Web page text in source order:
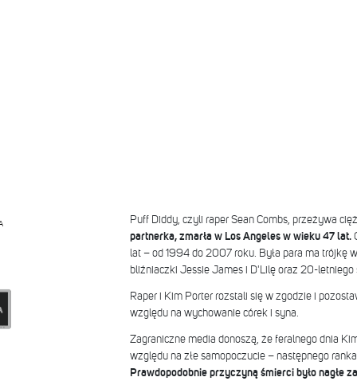
Puff Diddy, czyli raper Sean Combs, przeżywa
partnerka, zmarła w Los Angeles w wieku 47 lat.
lat – od 1994 do 2007 roku. Była para ma trójkę
bliźniaczki Jessie James i D'Lilę oraz 20-letniego
Raper i Kim Porter rozstali się w zgodzie i
względu na wychowanie córek i syna.
Zagraniczne media donoszą, że feralnego dnia
względu na złe samopoczucie – następnego
Prawdopodobnie przyczyną śmierci było nagłe